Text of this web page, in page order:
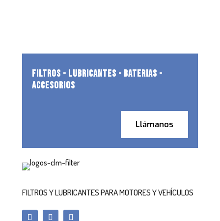
FILTROS - LUBRICANTES - BATERIAS -
ACCESORIOS
Llámanos
FILTROS Y LUBRICANTES PARA MOTORES Y VEHÍCULOS